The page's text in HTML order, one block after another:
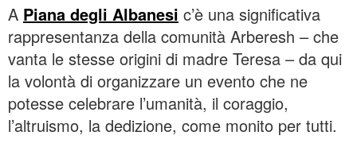
A Piana degli Albanesi c’è una significativa
rappresentanza della comunità Arberesh – che
vanta le stesse origini di madre Teresa – da qui
la volontà di organizzare un evento che ne
potesse celebrare l’umanità, il coraggio,
l’altruismo, la dedizione, come monito per tutti.